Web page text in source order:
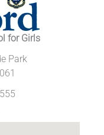
for Girls
Park